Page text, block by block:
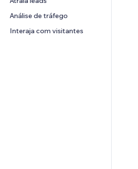
Análise de tráfego
Interaja com visitantes